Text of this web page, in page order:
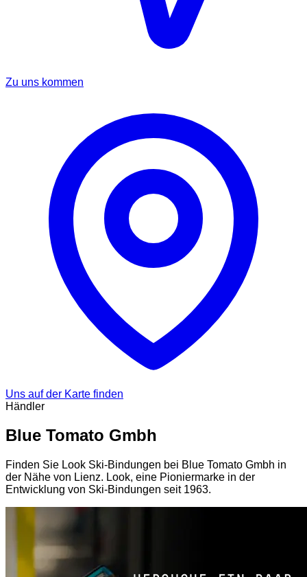
Zu uns kommen
Uns auf der Karte finden
Händler
Blue Tomato Gmbh
Finden Sie Look Ski-Bindungen bei Blue Tomato Gmbh in
der Nähe von Lienz. Look, eine Pioniermarke in der
Entwicklung von Ski-Bindungen seit 1963.